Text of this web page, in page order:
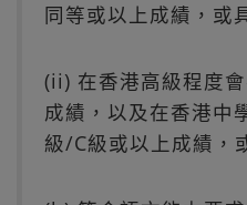
同等或以上成績，或
(ii) 在香港高級程度
成績，以及在香港中
級/C級或以上成績，